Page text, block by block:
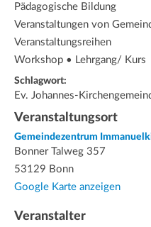
Pädagogische Bildung
Veranstaltungen von
Veranstaltungsreihen
Workshop • Lehrgang/ Kurs
Schlagwort:
Ev. Johannes-
Veranstaltungsort
Gemeindezentrum
Bonner Talweg 357
53129 Bonn
Google Karte anzeigen
Veranstalter